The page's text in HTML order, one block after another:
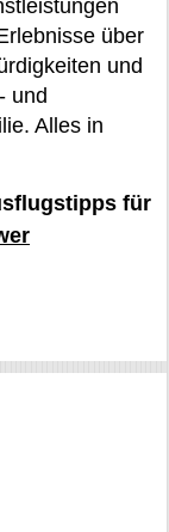
über
und
und
Alles in
für